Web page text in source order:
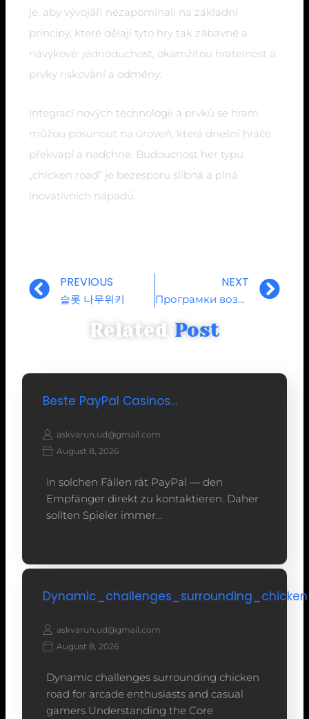
je, aby vývojáři nezapomínali na základní
principy, které dělají tyto hry tak zábavné a
návykové: jednoduchost, okamžitou hratelnost a
prvky riskování a odměny.
Integrací nových technologií a prvků se hram
můžou posunout na úroveň, která dnešní hráče
překvapí a nadchne. Budoucnost her typu
„chicken road“ je bezesporu slibná a plná
inovativních nápadů.
PREVIOUS
슬롯 나무위키
NEXT
Програмки возмездий вдобавок PlayFortuna опции безмездных призывов на онлайновый-казино: разъяснение
Related Post
Beste PayPal Casinos…
askvarun.ud@gmail.com
August 8, 2026
In solchen Fällen rät PayPal — den
Empfänger direkt zu kontaktieren. Daher
sollten Spieler immer…
askvarun.ud@gmail.com
August 8, 2026
Dynamic challenges surrounding chicken
road for arcade enthusiasts and casual
gamers Understanding the Core